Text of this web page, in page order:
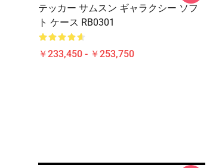
テッカー サムスン ギャラクシー ソフ
ト ケース RB0301
￥233,450 - ￥253,750